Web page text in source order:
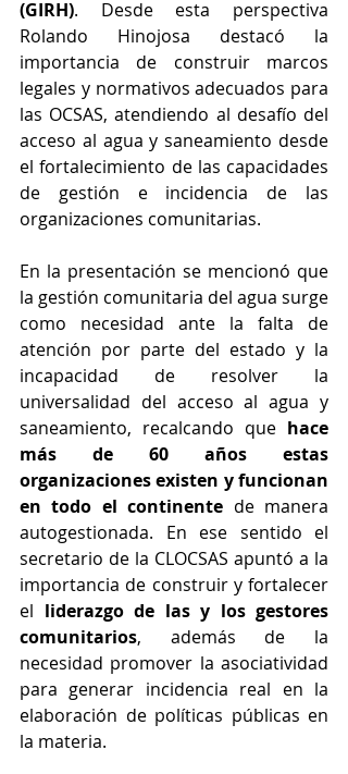
(GIRH). Desde esta perspectiva
Rolando Hinojosa destacó la
importancia de construir marcos
legales y normativos adecuados para
las OCSAS, atendiendo al desafío del
acceso al agua y saneamiento desde
el fortalecimiento de las capacidades
de gestión e incidencia de las
organizaciones comunitarias.
En la presentación se mencionó que
la gestión comunitaria del agua surge
como necesidad ante la falta de
atención por parte del estado y la
incapacidad de resolver la
universalidad del acceso al agua y
saneamiento, recalcando que hace
más de 60 años estas
organizaciones existen y funcionan
en todo el continente de manera
autogestionada. En ese sentido el
secretario de la CLOCSAS apuntó a la
importancia de construir y fortalecer
el liderazgo de las y los gestores
comunitarios, además de la
necesidad promover la asociatividad
para generar incidencia real en la
elaboración de políticas públicas en
la materia.